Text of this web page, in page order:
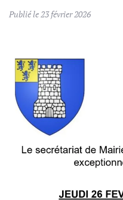
Publié le 23 février 2026